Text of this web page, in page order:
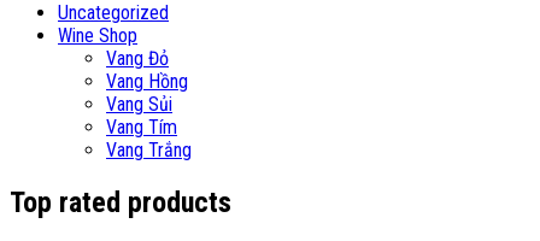
Uncategorized
Wine Shop
Vang Đỏ
Vang Hồng
Vang Sủi
Vang Tím
Vang Trắng
Top rated products